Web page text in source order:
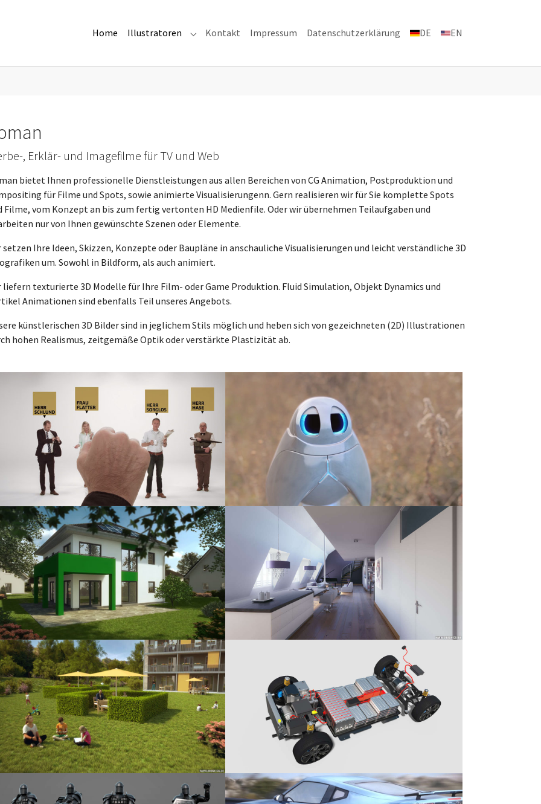
Home Illustratoren Submenu for "Illustratoren"
Kontakt Impressum Datenschutzerklärung DE EN
, Erklär- und Imagefilme für TV und Web
bietet Ihnen professionelle Dienstleistungen aus allen Bereichen von CG Animation, Postproduktion und
für Filme und Spots, sowie animierte Visualisierungenn. Gern realisieren wir für Sie komplette Spots
Filme, vom Konzept an bis zum fertig vertonten HD Medienfile. Oder wir übernehmen Teilaufgaben und
nur von Ihnen gewünschte Szenen oder Elemente.
setzen Ihre Ideen, Skizzen, Konzepte oder Baupläne in anschauliche Visualisierungen und leicht verständliche 3D
um. Sowohl in Bildform, als auch animiert.
liefern texturierte 3D Modelle für Ihre Film- oder Game Produktion. Fluid Simulation, Objekt Dynamics und
Animationen sind ebenfalls Teil unseres Angebots.
künstlerischen 3D Bilder sind in jeglichem Stils möglich und heben sich von gezeichneten (2D) Illustrationen
hohen Realismus, zeitgemäße Optik oder verstärkte Plastizität ab.
larger version Show larger version
larger version Show larger version
Show larger version